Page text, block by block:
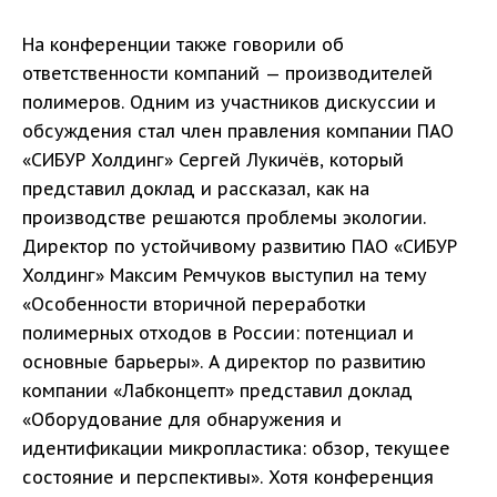
На конференции также говорили об
ответственности компаний — производителей
полимеров. Одним из участников дискуссии и
обсуждения стал член правления компании ПАО
«СИБУР Холдинг» Сергей Лукичёв, который
представил доклад и рассказал, как на
производстве решаются проблемы экологии.
Директор по устойчивому развитию ПАО «СИБУР
Холдинг» Максим Ремчуков выступил на тему
«Особенности вторичной переработки
полимерных отходов в России: потенциал и
основные барьеры». А директор по развитию
компании «Лабконцепт» представил доклад
«Оборудование для обнаружения и
идентификации микропластика: обзор, текущее
состояние и перспективы». Хотя конференция